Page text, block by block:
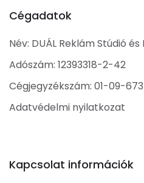
Cégadatok
Név: DUÁL Reklám Stúdió
Adószám: 12393318-2-42
Cégjegyzékszám: 01-09-
Adatvédelmi nyilatkozat
Kapcsolat információk